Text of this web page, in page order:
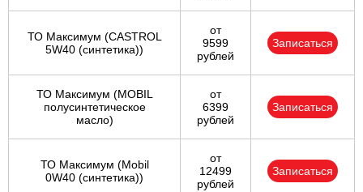
ТО Максимум (CASTROL
5W40 (синтетика))
от
9599
рублей
Записаться
ТО Максимум (MOBIL
полуcинтетическое
масло)
от
6399
рублей
Записаться
ТО Максимум (Mobil
0W40 (синтетика))
от
12499
рублей
Записаться